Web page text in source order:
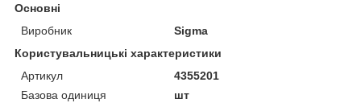
Основні
Виробник
Sigma
Користувальницькі характеристики
Артикул
4355201
Базова одиниця
шт